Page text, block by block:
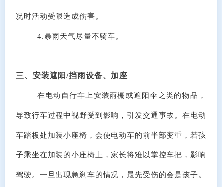
况时活动受限造成伤害。
4.暴雨天气尽量不骑车。
三、安装遮阳/挡雨设备、加座
在电动自行车上安装雨棚或遮阳伞之类的物品，
导致行车过程中视野受到影响，引发交通事故。在电动
车踏板处加装小座椅，会使电动车的前半部变重，若孩
子乘坐在加装的小座椅上，家长将难以掌控车把，影响
驾驶。一旦出现急刹车的情况，最先受伤的会是孩子。